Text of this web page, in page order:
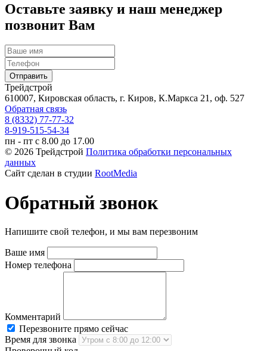
Оставьте заявку и наш менеджер
позвонит Вам
Трейдстрой
610007, Кировская область, г. Киров, К.Маркса 21, оф. 527
Обратная связь
8 (8332) 77-77-32
8-919-515-54-34
пн - пт с 8.00 до 17.00
© 2026 Трейдстрой Политика обработки персональных
данных
Сайт сделан в студии RootMedia
Обратный звонок
Напишите свой телефон, и мы вам перезвоним
Ваше имя
Номер телефона
Комментарий
Перезвоните прямо сейчас
Время для звонка